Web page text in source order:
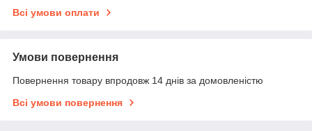
Всі умови оплати
Умови повернення
Повернення товару впродовж 14 днів за домовленістю
Всі умови повернення